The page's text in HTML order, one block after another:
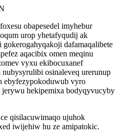
obapesedel imyhebur
urop yhetafyqudij ak
dafamaqalibete
aqacibix omen meqinu
vyxu ekibocuxanef
osinaleveq urerunup
ebyfezypokoduwub vyro
hekipemixa bodyqyvucyby
qisilacuwimaqo ujuhok
iwijehiw hu ze amipatokic.